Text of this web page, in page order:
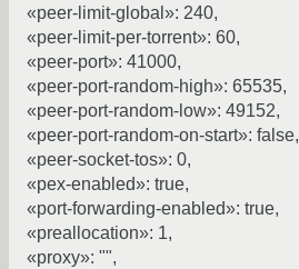
«peer-limit-global»: 240,
«peer-limit-per-torrent»: 60,
«peer-port»: 41000,
«peer-port-random-high»: 65535,
«peer-port-random-low»: 49152,
«peer-port-random-on-start»: false,
«peer-socket-tos»: 0,
«pex-enabled»: true,
«port-forwarding-enabled»: true,
«preallocation»: 1,
«proxy»: "",